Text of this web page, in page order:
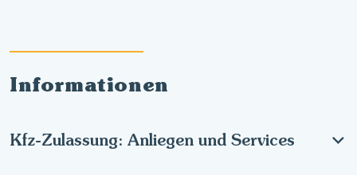
Informationen
Kfz-Zulassung: Anliegen und Services